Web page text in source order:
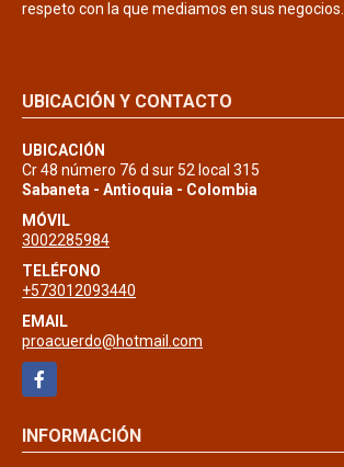
respeto con la que mediamos en sus negocios.
UBICACIÓN Y CONTACTO
UBICACIÓN
Cr 48 número 76 d sur 52 local 315
Sabaneta - Antioquia - Colombia
MÓVIL
3002285984
TELÉFONO
+573012093440
EMAIL
proacuerdo@hotmail.com
Facebook
INFORMACIÓN